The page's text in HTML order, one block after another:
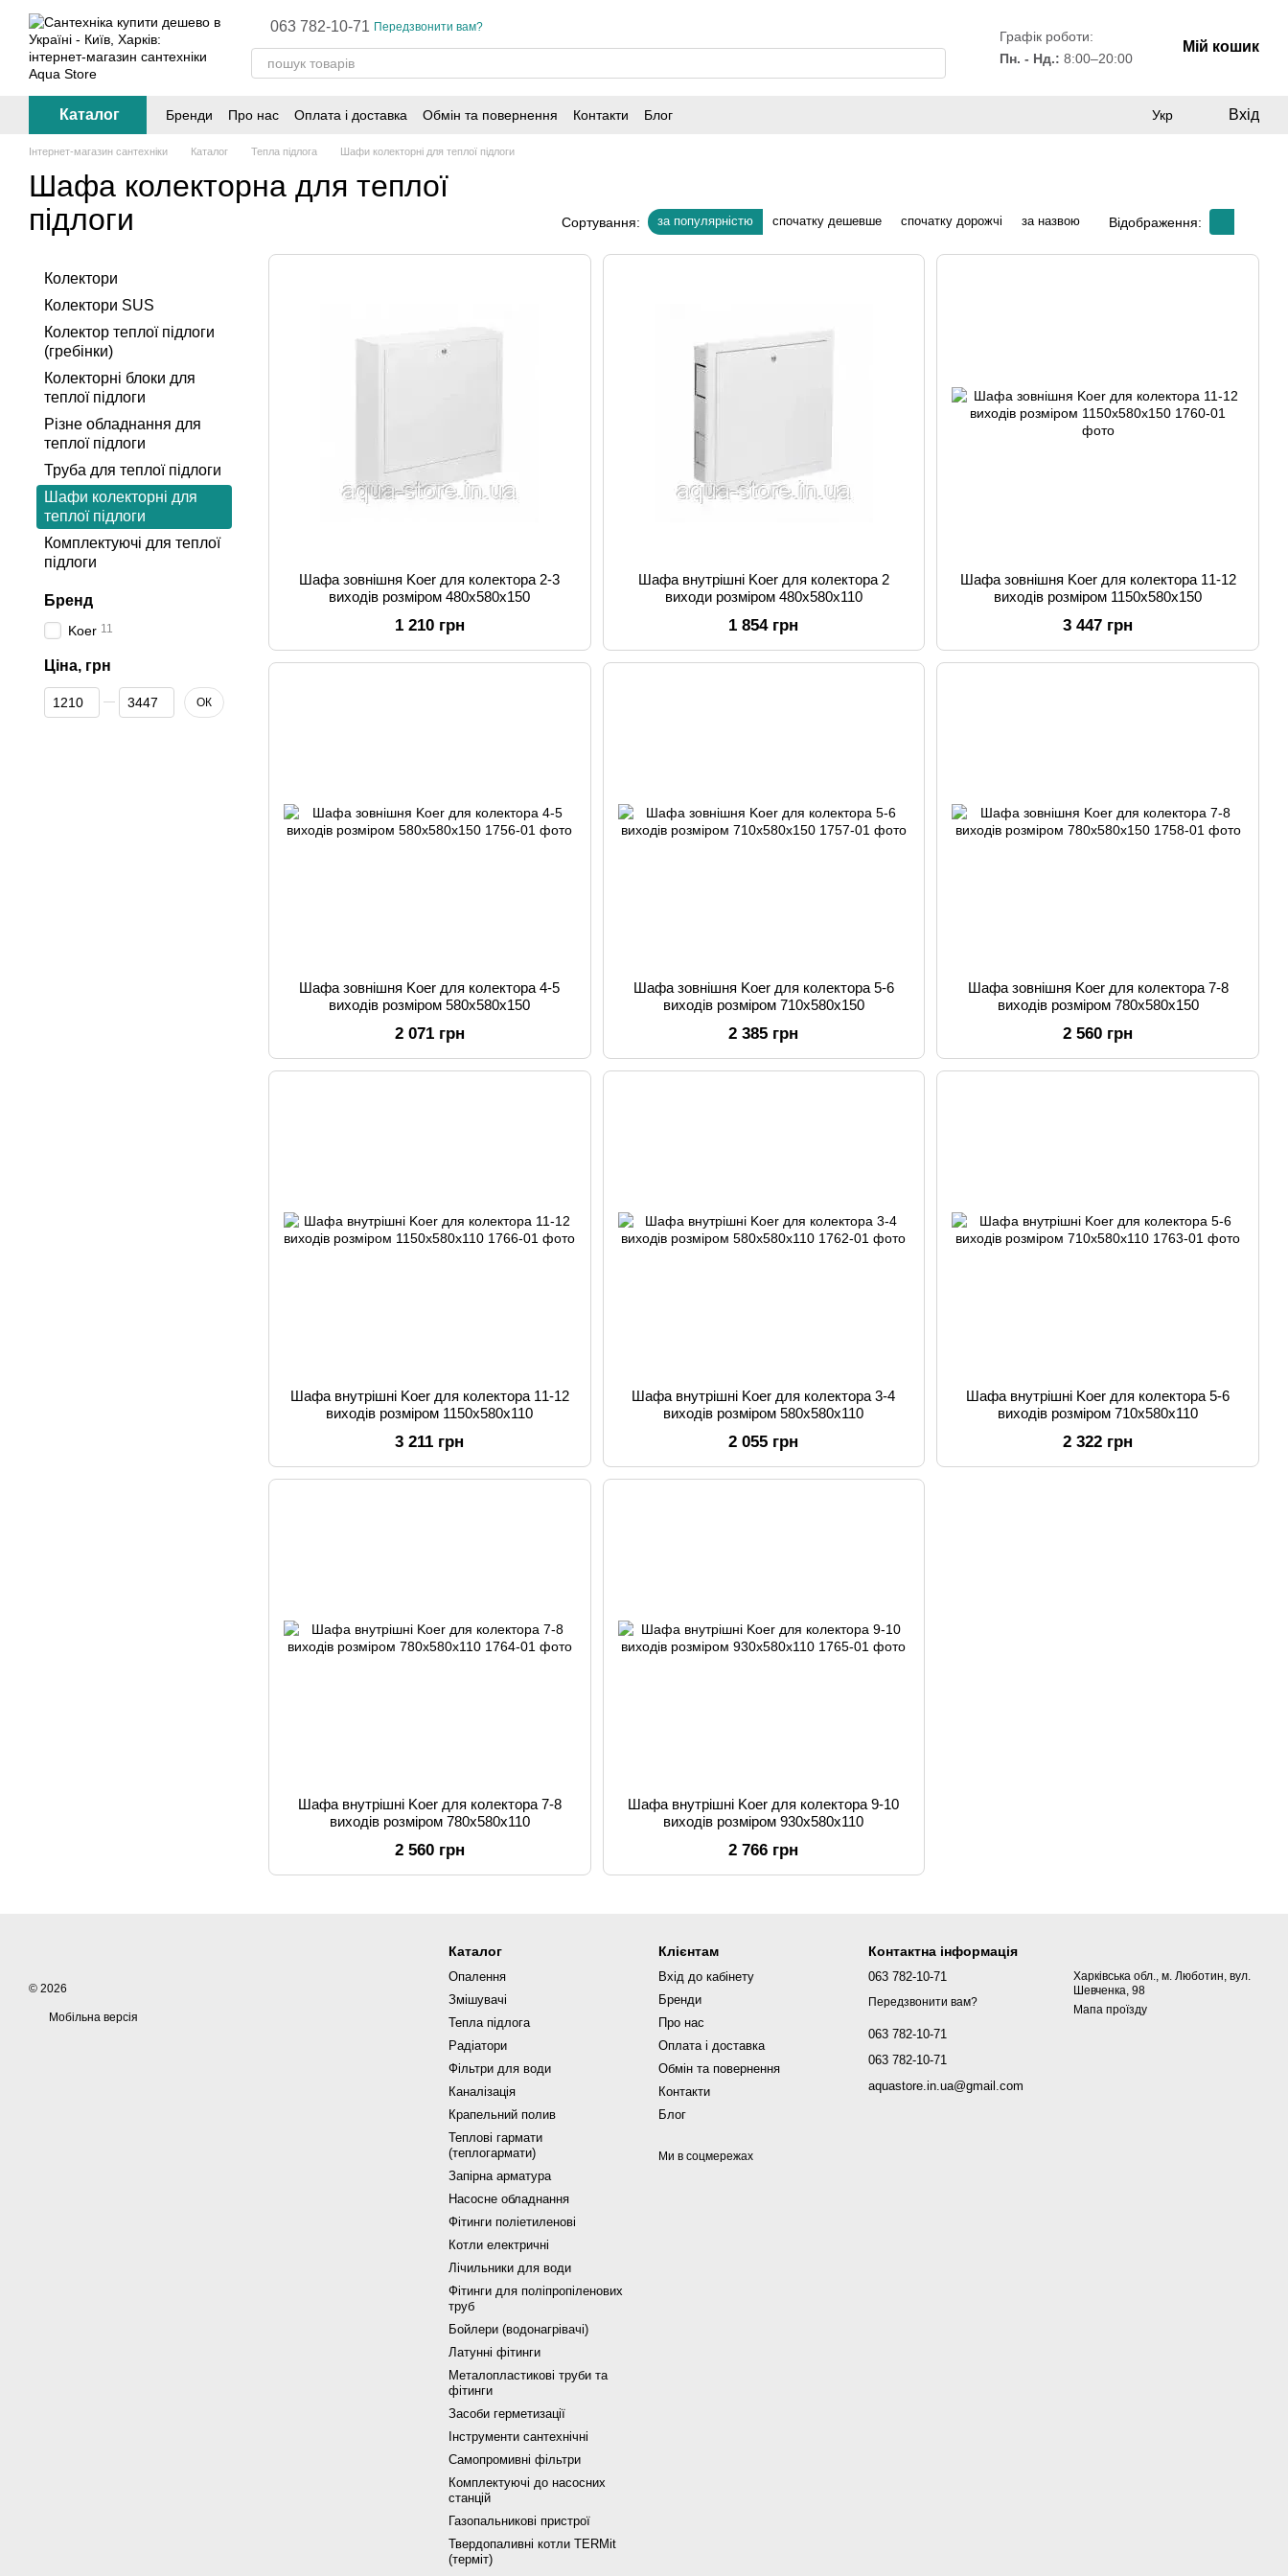
Перейти до основного контенту
063 782-10-71 Передзвонити вам?
Графік роботи:
Пн. - Нд.: 8:00–20:00
Мій кошик
Каталог Бренди Про нас Оплата і доставка Обмін та повернення Контакти Блог Укр Вхід
Інтернет-магазин сантехніки Каталог Тепла підлога Шафи колекторні для теплої підлоги
Шафа колекторна для теплої
підлоги
Сортування: за популярністю спочатку дешевше спочатку дорожчі за назвою Відображення:
Шафа зовнішня Koer для колектора 2-3
виходів розміром 480x580x150
1 210 грн
Шафа внутрішні Koer для колектора 2
виходи розміром 480x580x110
1 854 грн
Шафа зовнішня Koer для колектора 11-12
виходів розміром 1150x580x150
3 447 грн
Шафа зовнішня Koer для колектора 4-5
виходів розміром 580x580x150
2 071 грн
Шафа зовнішня Koer для колектора 5-6
виходів розміром 710x580x150
2 385 грн
Шафа зовнішня Koer для колектора 7-8
виходів розміром 780x580x150
2 560 грн
Шафа внутрішні Koer для колектора 11-12
виходів розміром 1150x580x110
3 211 грн
Шафа внутрішні Koer для колектора 3-4
виходів розміром 580x580x110
2 055 грн
Шафа внутрішні Koer для колектора 5-6
виходів розміром 710x580x110
2 322 грн
Шафа внутрішні Koer для колектора 7-8
виходів розміром 780x580x110
2 560 грн
Шафа внутрішні Koer для колектора 9-10
виходів розміром 930x580x110
2 766 грн
Колектори
Колектори SUS
Колектор теплої підлоги
(гребінки)
Колекторні блоки для
теплої підлоги
Різне обладнання для
теплої підлоги
Труба для теплої підлоги
Шафи колекторні для
теплої підлоги
Комплектуючі для теплої
підлоги
Бренд
Koer 11
Ціна, грн
Від Ціна, грн
До Ціна, грн ОК
© 2026
Мобільна версія
Каталог
Опалення
Змішувачі
Тепла підлога
Радіатори
Фільтри для води
Каналізація
Крапельний полив
Теплові гармати
(теплогармати)
Запірна арматура
Насосне обладнання
Фітинги поліетиленові
Котли електричні
Лічильники для води
Фітинги для поліпропіленових
труб
Бойлери (водонагрівачі)
Латунні фітинги
Металопластикові труби та
фітинги
Засоби герметизації
Інструменти сантехнічні
Самопромивні фільтри
Комплектуючі до насосних
станцій
Газопальникові пристрої
Твердопаливні котли TERMit
(терміт)
Клієнтам
Вхід до кабінету
Бренди
Про нас
Оплата і доставка
Обмін та повернення
Контакти
Блог
Ми в соцмережах
Контактна інформація
063 782-10-71
Передзвонити вам?
063 782-10-71
063 782-10-71
aquastore.in.ua@gmail.com
Харківська обл., м. Люботин, вул.
Шевченка, 98
Мапа проїзду